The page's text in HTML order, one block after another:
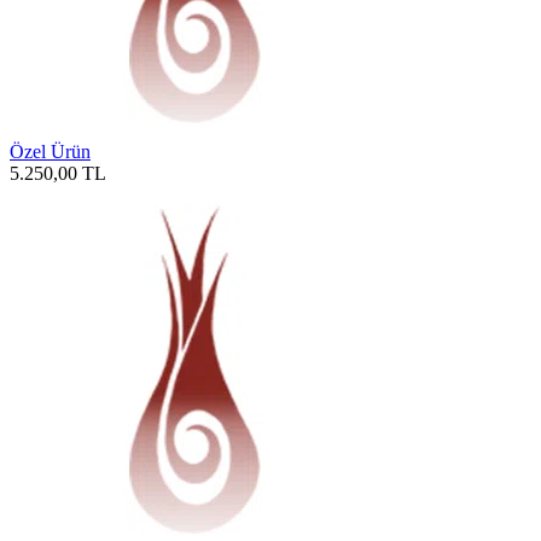
Özel Ürün
5.250,00 TL